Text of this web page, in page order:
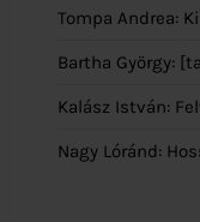
Tompa Andrea:
Bartha György:
Kalász István:
Nagy Lóránd: